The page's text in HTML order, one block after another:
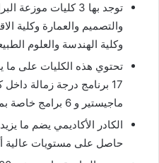
توجد بها 3 كليات
والتصميم والعمارة وكلية
وكلية الهندسة والعلوم
ماجيستير و 6 برامج خاصة بمرحلة الدكتوراه.
حاصل على مستويات عالية